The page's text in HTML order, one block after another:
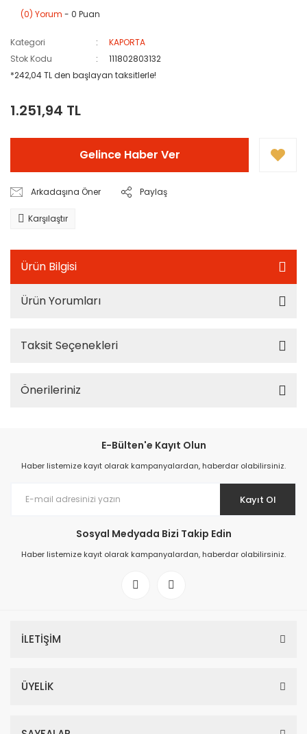
(0) Yorum - 0 Puan
Kategori
KAPORTA
Stok Kodu
111802803132
*242,04 TL den başlayan taksitlerle!
1.251,94 TL
Gelince Haber Ver
Arkadaşına Öner Paylaş
Karşılaştır
Ürün Bilgisi
Ürün Yorumları
Taksit Seçenekleri
Önerileriniz
E-Bülten'e Kayıt Olun
Haber listemize kayıt olarak kampanyalardan, haberdar olabilirsiniz.
Kayıt Ol
Sosyal Medyada Bizi Takip Edin
Haber listemize kayıt olarak kampanyalardan, haberdar olabilirsiniz.
İLETİŞİM
ÜYELİK